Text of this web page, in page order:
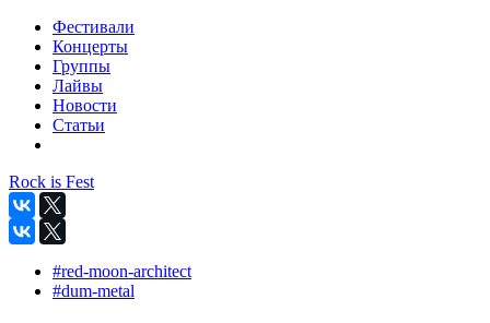
Фестивали
Концерты
Группы
Лайвы
Новости
Статьи
Rock is Fest
#red-moon-architect
#dum-metal